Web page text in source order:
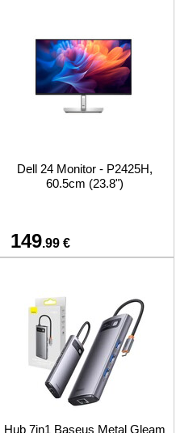
пароль?
Dell 24 Monitor - P2425H,
60.5cm (23.8")
149.99 €
Hub 7in1 Baseus Metal Gleam